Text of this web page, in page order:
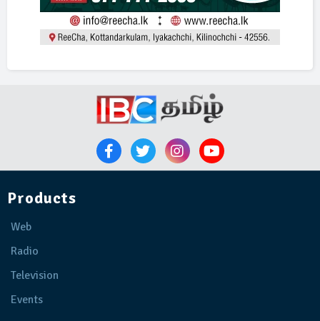
Products
Web
Radio
Television
Events